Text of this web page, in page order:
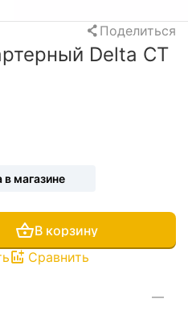
Поделиться
Delta CT
в магазине
В корзину
Сравнить